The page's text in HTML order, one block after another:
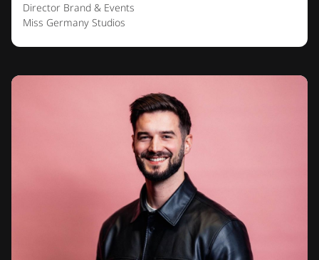
Director Brand & Events
Miss Germany Studios